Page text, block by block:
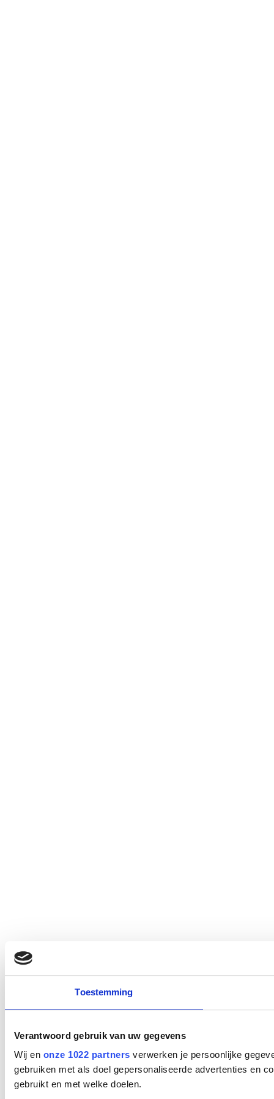
Toestemming
Verantwoord gebruik van uw gegevens
Wij en onze 1022 partners verwerken je persoonlijke
gebruiken met als doel gepersonaliseerde advertenties en
gebruikt en met welke doelen.